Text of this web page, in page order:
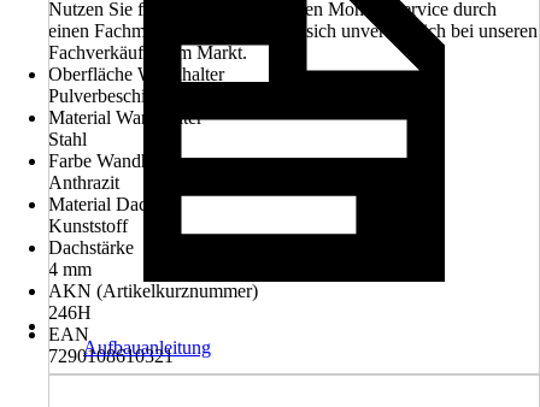
Nutzen Sie für die Montage unseren Montageservice durch
einen Fachmann. Informieren Sie sich unverbindlich bei unseren
Fachverkäufern im Markt.
Oberfläche Wandhalter
Pulverbeschichtet
Material Wandhalter
Stahl
Farbe Wandhalter
Anthrazit
Material Dach
Kunststoff
Dachstärke
4 mm
AKN (Artikelkurznummer)
246H
EAN
7290108610321
Aufbauanleitung